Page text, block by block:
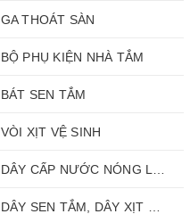
GA THOÁT SÀN
BỘ PHỤ KIỆN NHÀ TẮM
BÁT SEN TẮM
VÒI XỊT VỆ SINH